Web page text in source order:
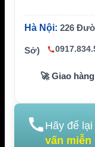
Hà Nội: 226
Sở)
🚀 Giao
Hãy để lại
vấn miễn